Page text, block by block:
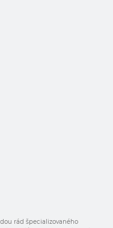
rád špecializovaného